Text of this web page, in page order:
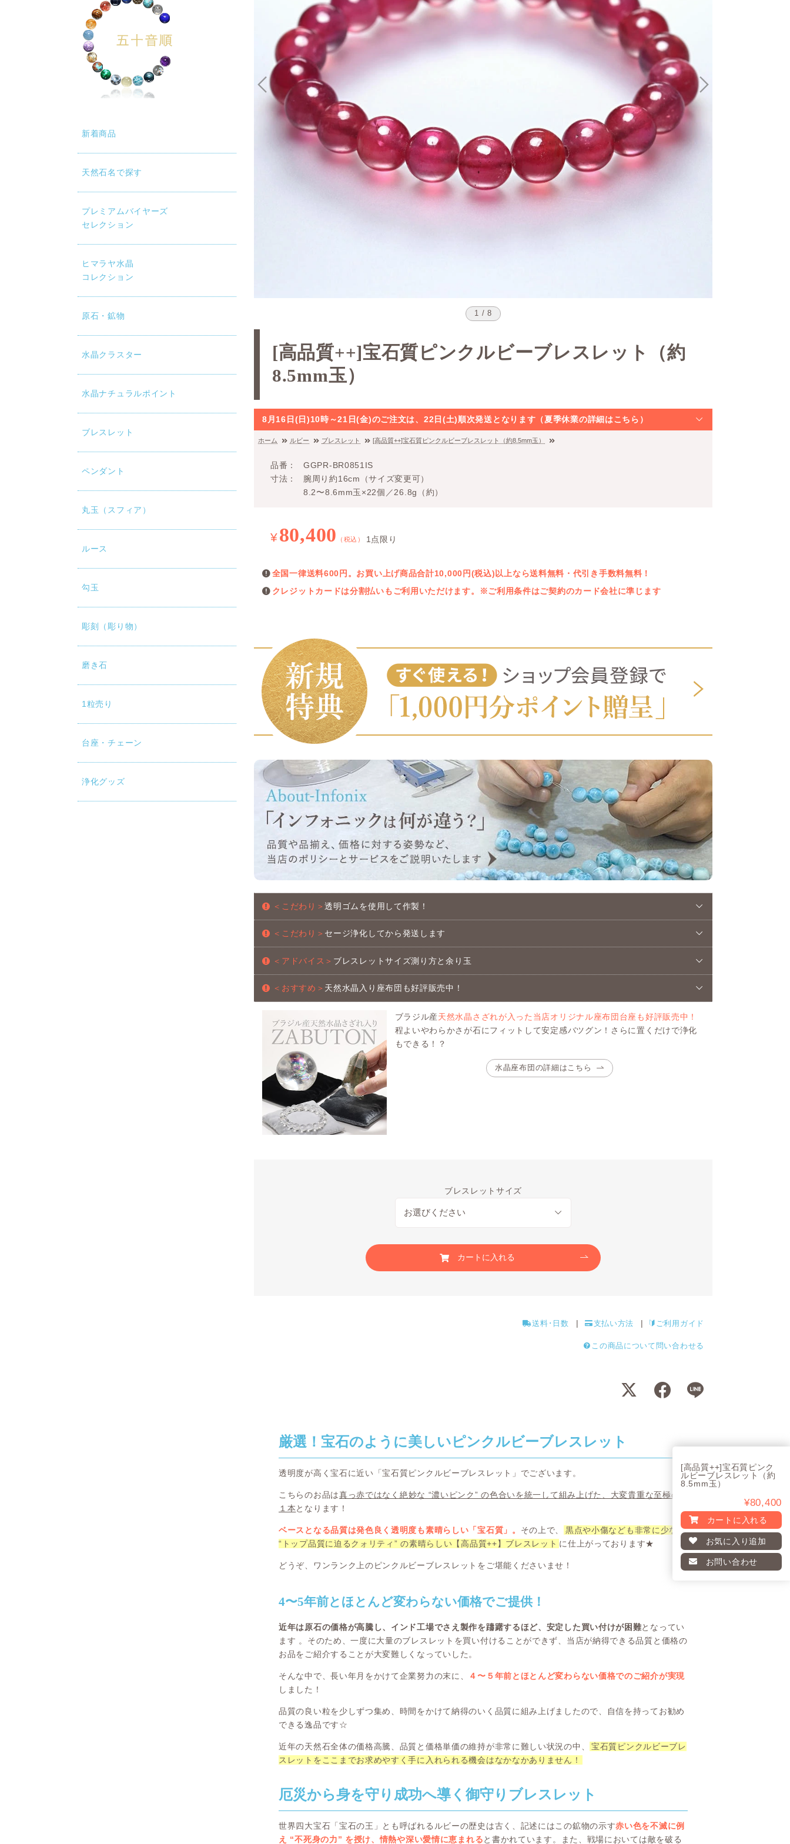
新着商品
天然石名で探す
プレミアムバイヤーズ
セレクション
ヒマラヤ水晶
コレクション
原石・鉱物
水晶クラスター
水晶ナチュラルポイント
ブレスレット
ペンダント
丸玉（スフィア）
ルース
勾玉
彫刻（彫り物）
磨き石
1粒売り
台座・チェーン
浄化グッズ
1 / 8
[高品質++]宝石質ピンクルビーブレスレット（約
8.5mm玉）
8月16日(日)10時～21日(金)のご注文は、22日(土)順次発送となります（夏季休業の詳細はこちら）
ホーム ルビー ブレスレット [高品質++]宝石質ピンクルビーブレスレット（約8.5mm玉）
品番
GGPR-BR0851IS
寸法
腕周り約16cm（サイズ変更可）
8.2〜8.6mm玉×22個／26.8g（約）
¥80,400 （税込） 1点限り
全国一律送料600円。お買い上げ商品合計10,000円(税込)以上なら送料無料・代引き手数料無料！
クレジットカードは分割払いもご利用いただけます。※ご利用条件はご契約のカード会社に準じます
＜こだわり＞透明ゴムを使用して作製！
＜こだわり＞ セージ浄化してから発送します
＜アドバイス＞ ブレスレットサイズ測り方と余り玉
＜おすすめ＞ 天然水晶入り座布団も好評販売中！
ブラジル産天然水晶さざれが入った当店オリジナル座布団台座も好評販売中！
程よいやわらかさが石にフィットして安定感バツグン！さらに置くだけで浄化
もできる！？
水晶座布団の詳細はこちら
ブレスレットサイズ
カートに入れる
[高品質++]宝石質ピンク
ルビーブレスレット（約
8.5mm玉）
¥80,400
カートに入れる
お気に入り追加
お問い合わせ
送料･日数 支払い方法 ご利用ガイド
この商品について問い合わせる
厳選！宝石のように美しいピンクルビーブレスレット
透明度が高く宝石に近い「宝石質ピンクルビーブレスレット」でございます。
こちらのお品は真っ赤ではなく絶妙な “濃いピンク” の色合いを統一して組み上げた、大変貴重な至極の
１本となります！
ベースとなる品質は発色良く透明度も素晴らしい「宝石質」。 その上で、
黒点や小傷なども非常に少ない
“トップ品質に迫るクォリティ” の素晴らしい【高品質++】ブレスレット に仕上がっております★
どうぞ、ワンランク上のピンクルビーブレスレットをご堪能くださいませ！
4〜5年前とほとんど変わらない価格でご提供！
近年は原石の価格が高騰し、インド工場でさえ製作を躊躇するほど、安定した買い付けが困難となってい
ます 。そのため、一度に大量のブレスレットを買い付けることができず、当店が納得できる品質と価格の
お品をご紹介することが大変難しくなっていした。
そんな中で、長い年月をかけて企業努力の末に、
４〜５年前とほとんど変わらない価格でのご紹介が実現
しました！
品質の良い粒を少しずつ集め、時間をかけて納得のいく品質に組み上げましたので、自信を持ってお勧め
できる逸品です☆
近年の天然石全体の価格高騰、品質と価格単価の維持が非常に難しい状況の中、
宝石質ピンクルビーブレ
スレットをここまでお求めやすく手に入れられる機会はなかなかありません！
厄災から身を守り成功へ導く御守りブレスレット
世界四大宝石「宝石の王」とも呼ばれるルビーの歴史は古く、記述にはこの鉱物の示す赤い色を不滅に例
え “不死身の力” を授け、情熱や深い愛情に恵まれると書かれています。また、戦場においては敵を破る